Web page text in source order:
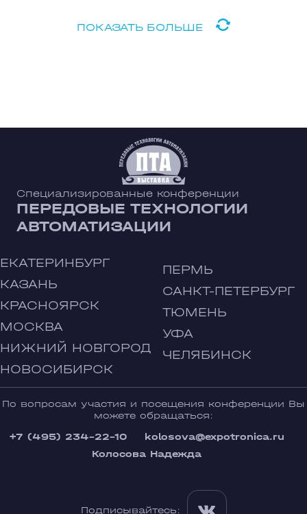
ПОКАЗАТЬ БОЛЬШЕ
Специализированные конференции
ПЕРЕДОВЫЕ ТЕХНОЛОГИИ
АВТОМАТИЗАЦИИ
ЕКАТЕРИНБУРГ
КАЗАНЬ
КРАСНОЯРСК
МОСКВА
НИЖНИЙ НОВГОРОД
НОВОСИБИРСК
ПЕРМЬ
САНКТ-ПЕТЕРБУРГ
ТЮМЕНЬ
УФА
ЧЕЛЯБИНСК
По вопросам участия и посещения конференции Вы
можете обращаться:
+7 (495) 234-22-10
kolosova@expotronica.ru
Колосова Надежда
Подписывайтесь: